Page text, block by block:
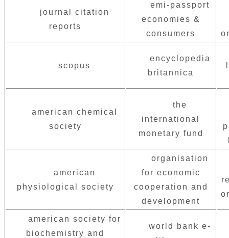
journal citation
reports
emi-passport
economies &
consumers
scopus
encyclopedia
britannica
american chemical
society
the
international
monetary fund
american
physiological society
organisation
for economic
cooperation and
development
american society for
biochemistry and
world bank e-